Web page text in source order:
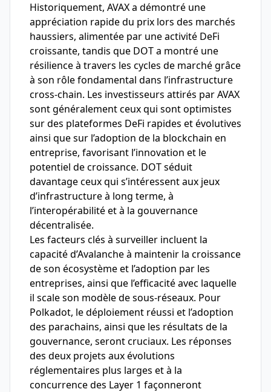
Historiquement, AVAX a démontré une
appréciation rapide du prix lors des marchés
haussiers, alimentée par une activité DeFi
croissante, tandis que DOT a montré une
résilience à travers les cycles de marché grâce
à son rôle fondamental dans l’infrastructure
cross-chain. Les investisseurs attirés par AVAX
sont généralement ceux qui sont optimistes
sur des plateformes DeFi rapides et évolutives
ainsi que sur l’adoption de la blockchain en
entreprise, favorisant l’innovation et le
potentiel de croissance. DOT séduit
davantage ceux qui s’intéressent aux jeux
d’infrastructure à long terme, à
l’interopérabilité et à la gouvernance
décentralisée.
Les facteurs clés à surveiller incluent la
capacité d’Avalanche à maintenir la croissance
de son écosystème et l’adoption par les
entreprises, ainsi que l’efficacité avec laquelle
il scale son modèle de sous-réseaux. Pour
Polkadot, le déploiement réussi et l’adoption
des parachains, ainsi que les résultats de la
gouvernance, seront cruciaux. Les réponses
des deux projets aux évolutions
réglementaires plus larges et à la
concurrence des Layer 1 façonneront